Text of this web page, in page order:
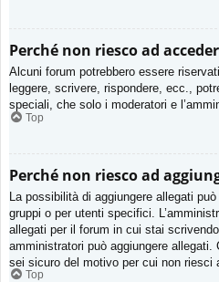
Perché non riesco ad
Alcuni forum potrebbero essere
leggere, scrivere, rispondere, ecc.,
speciali, che solo i moderatori e
Top
Perché non riesco ad
La possibilità di aggiungere allegati
gruppi o per utenti specifici.
allegati per il forum in cui stai
amministratori può aggiungere allegati.
sei sicuro del motivo per cui non riesci
Top